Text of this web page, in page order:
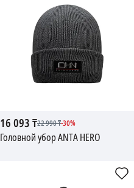
16 093₸22 990₸-30%
Головной убор ANTA HERO